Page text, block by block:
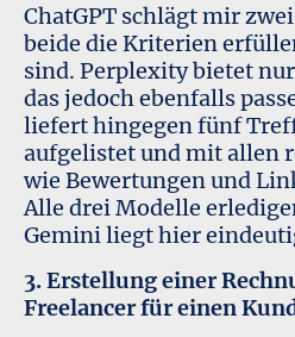
ChatGPT schlägt mir
beide die Kriterien
sind. Perplexity bietet
das jedoch ebenfalls
liefert hingegen fünf
aufgelistet und mit allen
wie Bewertungen und
Alle drei Modelle
Gemini liegt hier
3. Erstellung einer
Freelancer für einen